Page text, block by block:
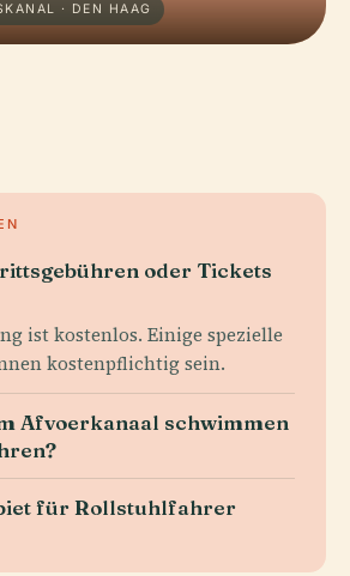
· DEN HAAG
oder Tickets
ist kostenlos. Einige spezielle
kostenpflichtig sein.
Afvoerkanaal schwimmen
für Rollstuhlfahrer